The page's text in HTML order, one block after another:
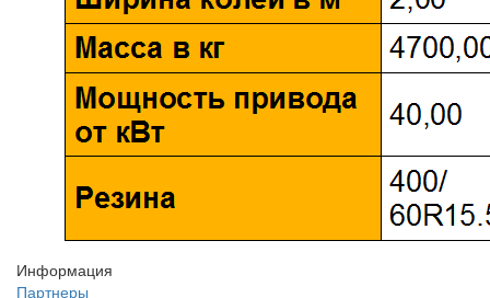
Информация
Партнеры